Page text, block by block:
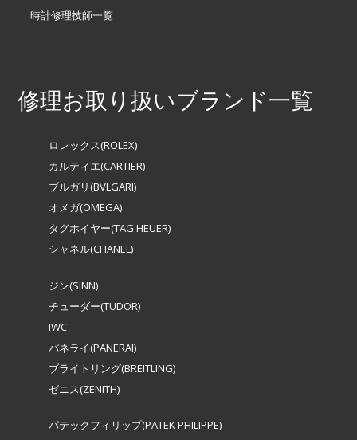
時計修理技師一覧
修理お取り扱いブランド一覧
ロレックス(ROLEX)
カルティエ(CARTIER)
ブルガリ(BVLGARI)
オメガ(OMEGA)
タグホイヤー(TAG HEUER)
シャネル(CHANEL)
ジン(SINN)
チューダー(TUDOR)
IWC
パネライ(PANERAI)
ブライトリング(BREITLING)
ゼニス(ZENITH)
パテックフィリップ(PATEK PHILIPPE)